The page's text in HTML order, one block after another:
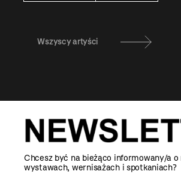
Wszyscy artyści
Chcesz być na bieżąco informowany/a o
wystawach, wernisażach i spotkaniach?